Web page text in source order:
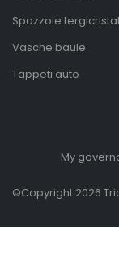
Spazzole
Vasche baule
Tappeti auto
My
©Copyright 2026